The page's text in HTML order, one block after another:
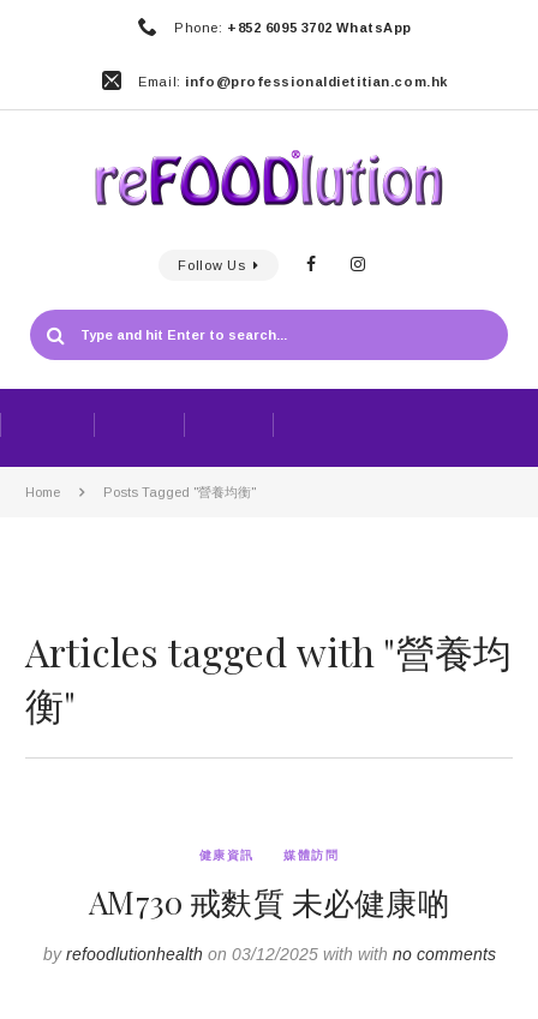
Phone: +852 6095 3702 WhatsApp
Email: info@professionaldietitian.com.hk
Follow Us
Home Posts Tagged "營養均衡"
Articles tagged with "營養均
衡"
健康資訊 媒體訪問
AM730 戒麩質 未必健康啲
byrefoodlutionhealth on 03/12/2025 with with no comments